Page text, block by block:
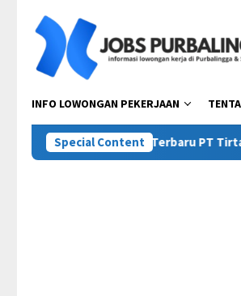
content
INFO LOWONGAN PEKERJAAN
Special Content
Lowongan Kerja Terbaru PT Tirta Agung